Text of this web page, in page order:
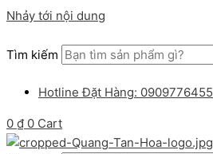
Nhảy tới nội dung
Tìm kiếm
Hotline Đặt Hàng: 0909776455
0 ₫ 0 Cart